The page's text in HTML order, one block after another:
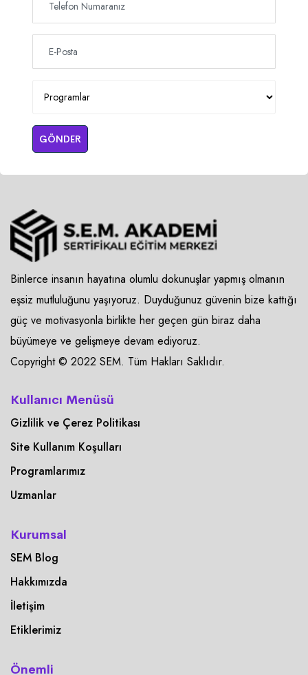
GÖNDER
Binlerce insanın hayatına olumlu dokunuşlar yapmış olmanın
eşsiz mutluluğunu yaşıyoruz. Duyduğunuz güvenin bize kattığı
güç ve motivasyonla birlikte her geçen gün biraz daha
büyümeye ve gelişmeye devam ediyoruz.
Copyright © 2022 SEM. Tüm Hakları Saklıdır.
Kullanıcı Menüsü
Gizlilik ve Çerez Politikası
Site Kullanım Koşulları
Programlarımız
Uzmanlar
Kurumsal
SEM Blog
Hakkımızda
İletişim
Etiklerimiz
Önemli